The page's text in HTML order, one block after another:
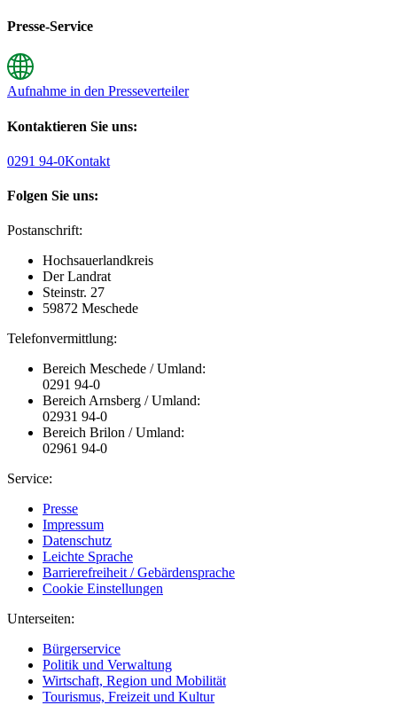
Presse-Service
Aufnahme in den Presseverteiler
Kontaktieren Sie uns:
0291 94-0Kontakt
Folgen Sie uns:
Postanschrift:
Hochsauerlandkreis
Der Landrat
Steinstr. 27
59872 Meschede
Telefonvermittlung:
Bereich Meschede / Umland:
0291 94-0
Bereich Arnsberg / Umland:
02931 94-0
Bereich Brilon / Umland:
02961 94-0
Service:
Presse
Impressum
Datenschutz
Leichte Sprache
Barrierefreiheit / Gebärdensprache
Cookie Einstellungen
Unterseiten:
Bürgerservice
Politik und Verwaltung
Wirtschaft, Region und Mobilität
Tourismus, Freizeit und Kultur